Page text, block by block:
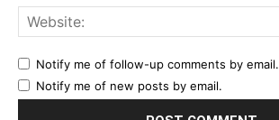
Notify me of follow-up comments by email.
Notify me of new posts by email.